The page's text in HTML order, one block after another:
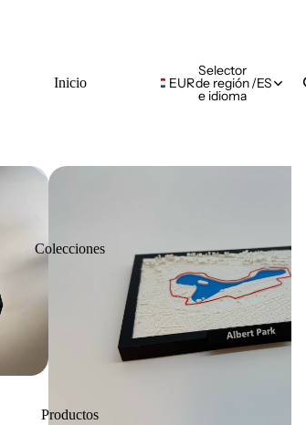
Inicio
Colecciones
Productos
EUR
Selector
de región
e idioma
/ES